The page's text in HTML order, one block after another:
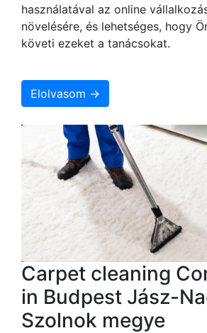
használatával az online
növelésére, és lehetséges, hogy
követi ezeket a tanácsokat.
Elolvasom →
Carpet cleaning
in Budpest Jász-
Szolnok megye